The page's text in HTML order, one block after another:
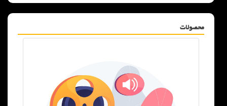
محصولات